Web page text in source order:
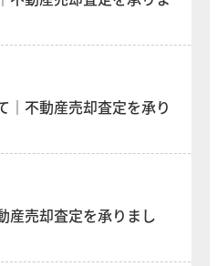
｜不動産売却査定を承り
産売却査定を承りまし